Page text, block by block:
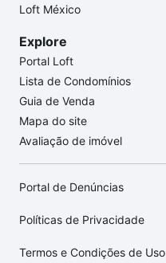
Loft México
Explore
Portal Loft
Lista de Condomínios
Guia de Venda
Mapa do site
Avaliação de imóvel
Portal de Denúncias
Políticas de Privacidade
Termos e Condições de Uso